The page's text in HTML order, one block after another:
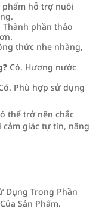
phẩm hỗ trợ nuôi
Thành phần thảo
thức nhẹ nhàng,
Có. Hương nước
Phù hợp sử dụng
thể trở nên chắc
cảm giác tự tin, năng
Dụng Trong Phần
Sản Phẩm.